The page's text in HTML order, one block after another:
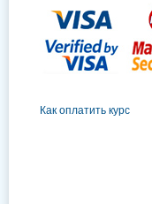
Как оплатить курс